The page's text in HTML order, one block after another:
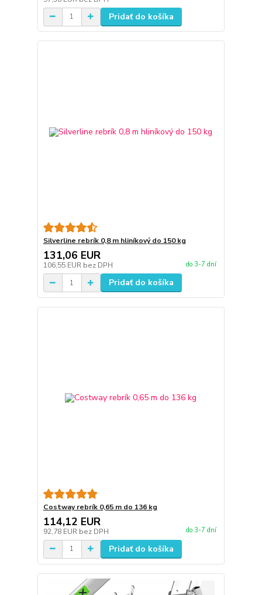
Pridať do košíka
Silverline rebrík 0,8 m hliníkový do 150 kg
131,06 EUR
106,55 EUR bez DPH do 3-7 dní
Pridať do košíka
Costway rebrík 0,65 m do 136 kg
114,12 EUR
92,78 EUR bez DPH do 3-7 dní
Pridať do košíka